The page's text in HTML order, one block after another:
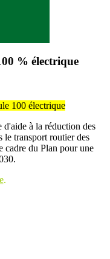
% électrique
d'aide à la réduction des
le transport routier des
cadre du Plan pour une
.